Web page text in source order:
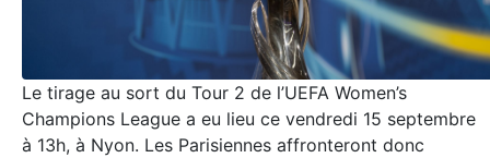
Le tirage au sort du Tour 2 de l’UEFA Women’s
Champions League a eu lieu ce vendredi 15 septembre
à 13h, à Nyon. Les Parisiennes affronteront donc